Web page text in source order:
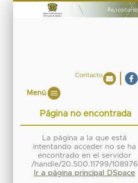
Contacto
Menú
Página no encontrada
La página a la que está
intentando acceder no se ha
encontrado en el servidor
/handle/20.500.11799/108976
Ir a página principal DSpace